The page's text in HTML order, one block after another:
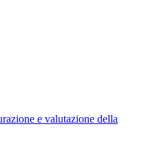
e valutazione della